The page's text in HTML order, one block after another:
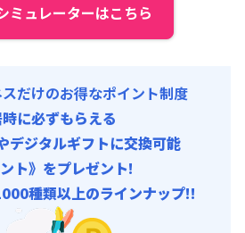
ミュレーターはこちら
だけのお得なポイント制度
に必ずもらえる
デジタルギフトに交換可能
ト》をプレゼント!
種類以上のラインナップ!!